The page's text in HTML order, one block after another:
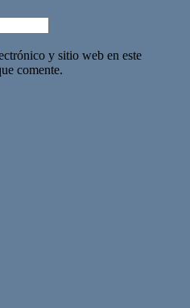
y sitio web en este
comente.